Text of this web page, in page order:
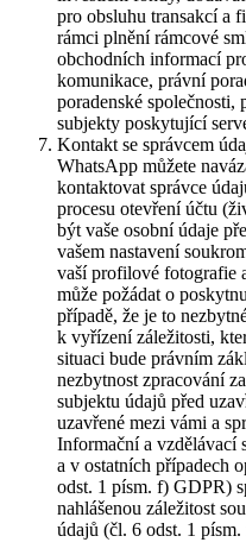
pro obsluhu transakcí a
rámci plnění rámcové
obchodních informací
komunikace, právní
poradenské společnosti,
subjekty poskytující
Kontakt se správcem
WhatsApp můžete
kontaktovat správce
procesu otevření účtu
být vaše osobní údaje
vašem nastavení
vaší profilové fotografie
může požádat o
případě, že je to
k vyřízení záležitosti,
situaci bude právním
nezbytnost zpracování
subjektu údajů před
uzavřené mezi vámi a
Informační a vzdělávací
a v ostatních případech
odst. 1 písm. f) GDPR)
nahlášenou záležitost
údajů (čl. 6 odst. 1